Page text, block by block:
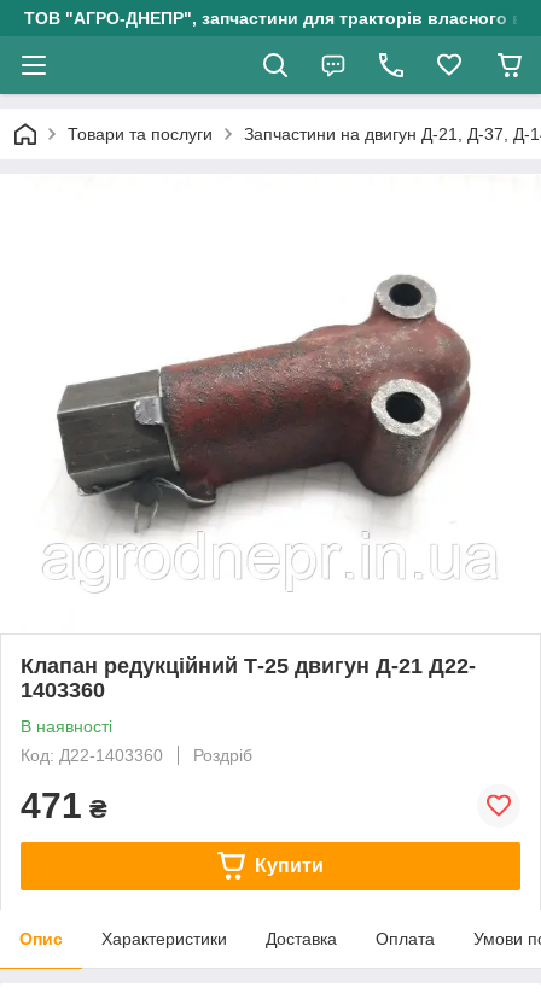
ТОВ "АГРО-ДНЕПР", запчастини для тракторів власного
Товари та послуги Запчастини на двигун Д-21, Д-37, Д-
Клапан редукційний Т-25 двигун Д-21 Д22-
1403360
В наявності
Код: Д22-1403360
Роздріб
471 ₴
Купити
Опис Характеристики Доставка Оплата Умови